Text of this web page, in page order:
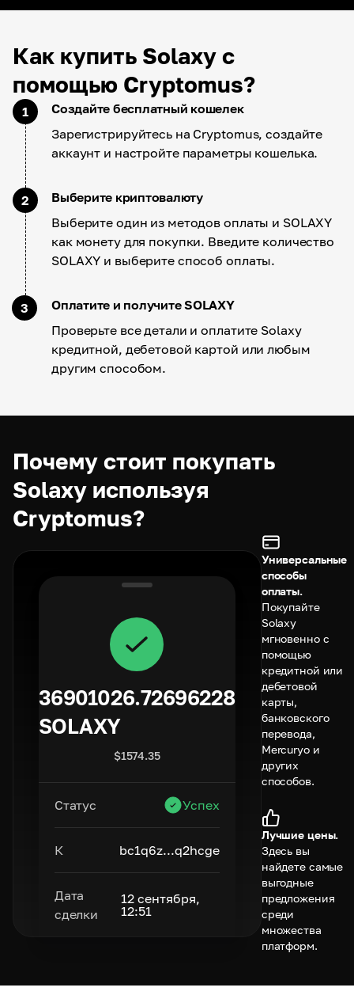
Как купить Solaxy с
помощью Cryptomus?
1
Создайте бесплатный кошелек
Зарегистрируйтесь на Cryptomus, создайте
аккаунт и настройте параметры кошелька.
2
Выберите криптовалюту
Выберите один из методов оплаты и SOLAXY
как монету для покупки. Введите количество
SOLAXY и выберите способ оплаты.
3
Оплатите и получите SOLAXY
Проверьте все детали и оплатите Solaxy
кредитной, дебетовой картой или любым
другим способом.
Почему стоит покупать
Solaxy используя
Cryptomus?
36901026.72696228
SOLAXY
$1574.35
Статус Успех
К bc1q6z...q2hcge
Дата
сделки
12 сентября,
12:51
Универсальные
способы
оплаты.
Покупайте
Solaxy
мгновенно с
помощью
кредитной или
дебетовой
карты,
банковского
перевода,
Mercuryo и
других
способов.
Лучшие цены.
Здесь вы
найдете самые
выгодные
предложения
среди
множества
платформ.